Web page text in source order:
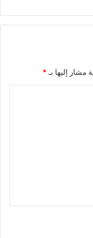
مشار إليها بـ *